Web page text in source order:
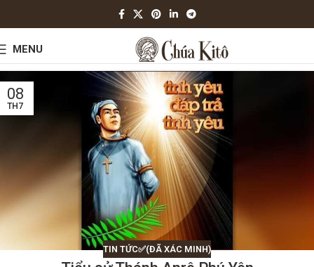
MENU
08
TH7
TIN TỨC✅(ĐÃ XÁC MINH)